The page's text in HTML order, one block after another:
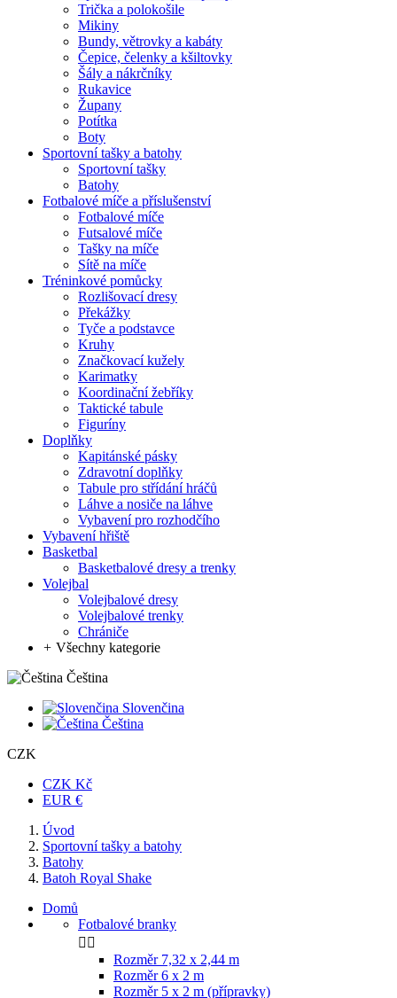
Trička a polokošile
Mikiny
Bundy, větrovky a kabáty
Čepice, čelenky a kšiltovky
Šály a nákrčníky
Rukavice
Župany
Potítka
Boty
Sportovní tašky a batohy
Sportovní tašky
Batohy
Fotbalové míče a příslušenství
Fotbalové míče
Futsalové míče
Tašky na míče
Sítě na míče
Tréninkové pomůcky
Rozlišovací dresy
Překážky
Tyče a podstavce
Kruhy
Značkovací kužely
Karimatky
Koordinační žebříky
Taktické tabule
Figuríny
Doplňky
Kapitánské pásky
Zdravotní doplňky
Tabule pro střídání hráčů
Láhve a nosiče na láhve
Vybavení pro rozhodčího
Vybavení hřiště
Basketbal
Basketbalové dresy a trenky
Volejbal
Volejbalové dresy
Volejbalové trenky
Chrániče
+ Všechny kategorie
Čeština
Slovenčina
Čeština
CZK
CZK Kč
EUR €
Úvod
Sportovní tašky a batohy
Batohy
Batoh Royal Shake
Domů
Fotbalové branky
 
Rozměr 7,32 x 2,44 m
Rozměr 6 x 2 m
Rozměr 5 x 2 m (přípravky)